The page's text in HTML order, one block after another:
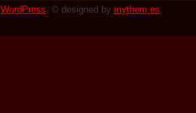
WordPress . © designed by mythem.es